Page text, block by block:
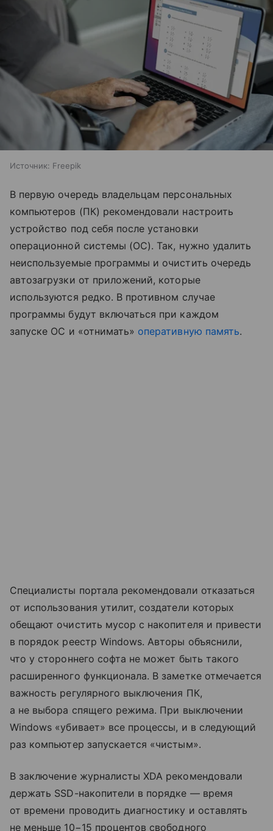
Источник: Freepik
В первую очередь владельцам персональных
компьютеров (ПК) рекомендовали настроить
устройство под себя после установки
операционной системы (ОС). Так, нужно удалить
неиспользуемые программы и очистить очередь
автозагрузки от приложений, которые
используются редко. В противном случае
программы будут включаться при каждом
запуске ОС и «отнимать» оперативную память.
Специалисты портала рекомендовали отказаться
от использования утилит, создатели которых
обещают очистить мусор с накопителя и привести
в порядок реестр Windows. Авторы объяснили,
что у стороннего софта не может быть такого
расширенного функционала. В заметке отмечается
важность регулярного выключения ПК,
а не выбора спящего режима. При выключении
Windows «убивает» все процессы, и в следующий
раз компьютер запускается «чистым».
В заключение журналисты XDA рекомендовали
держать SSD-накопители в порядке — время
от времени проводить диагностику и оставлять
не меньше 10−15 процентов свободного